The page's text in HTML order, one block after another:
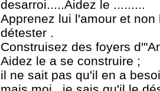
desarroi.....Aidez le .........
Apprenez lui l'amour et
détester .
Construisez des foyers
Aidez le a se construire ;
il ne sait pas qu'il en a